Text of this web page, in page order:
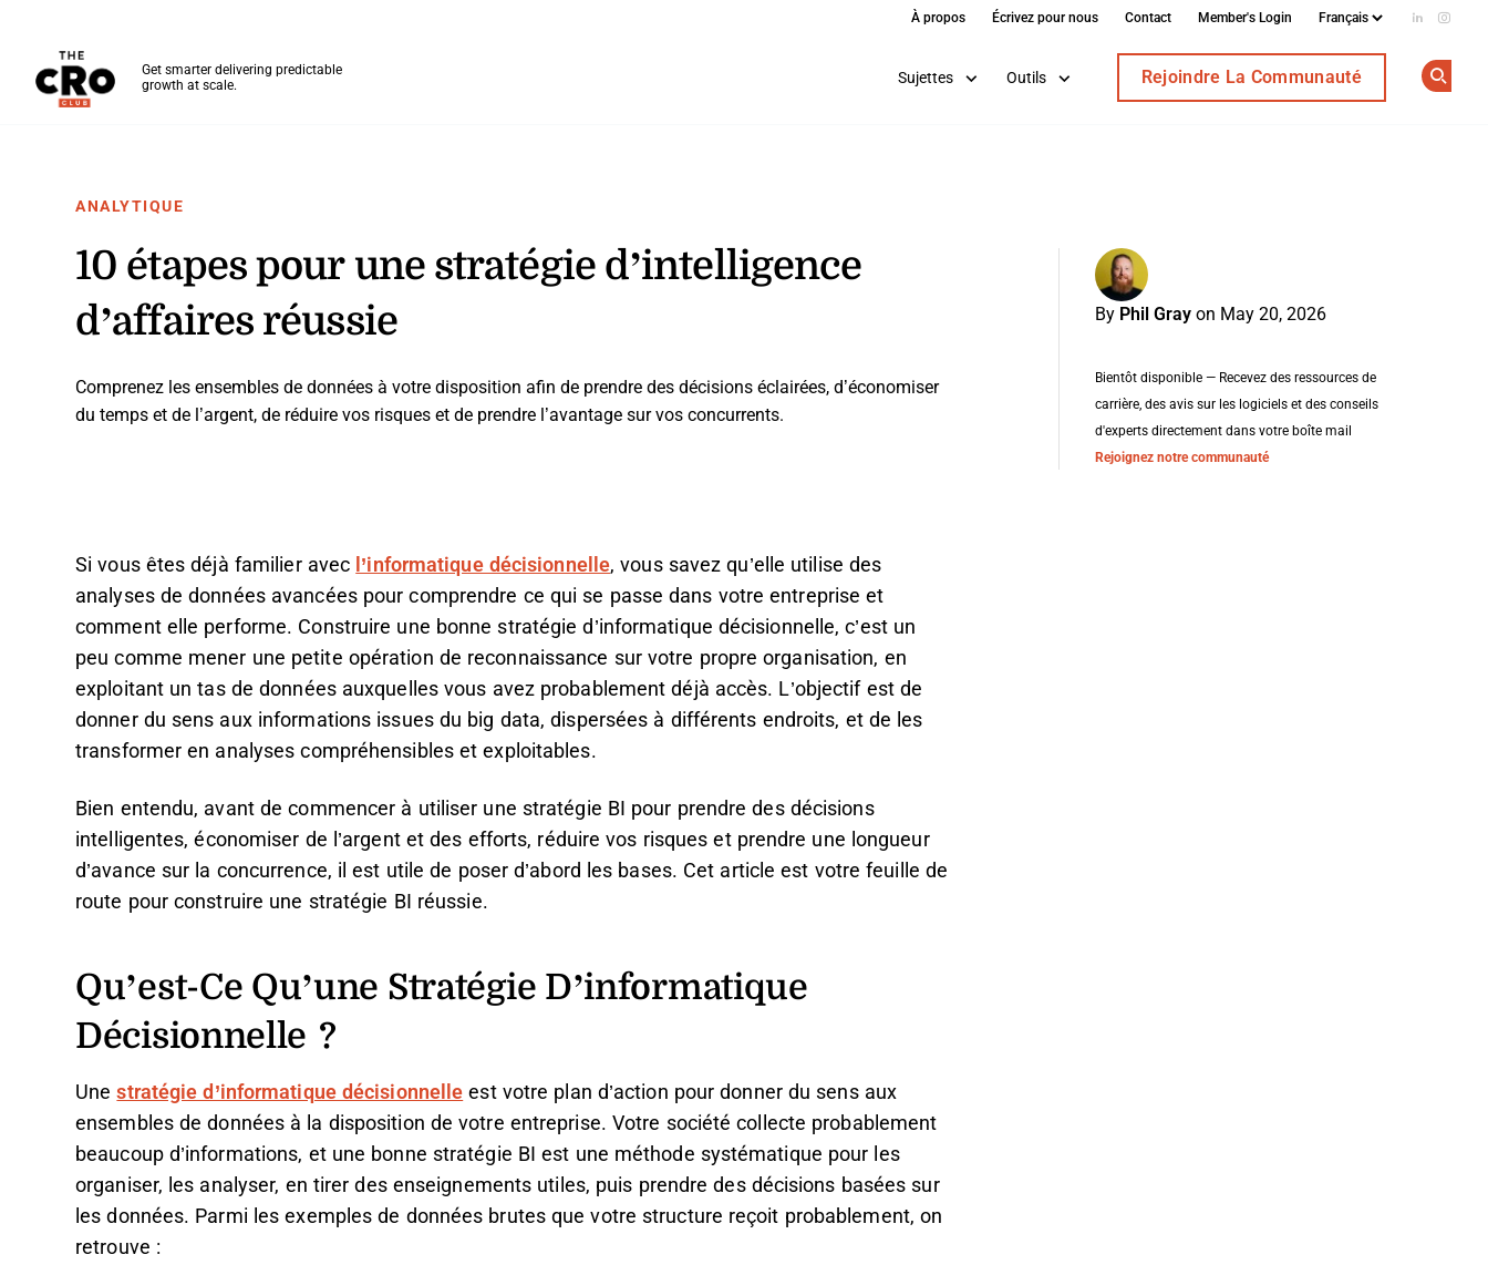
À propos Écrivez pour nous Contact Member's Login Add us
Get smarter delivering predictable
growth at scale.
Sujettes Outils Rejoindre La Communauté
ANALYTIQUE
10 étapes pour une stratégie d’intelligence
d’affaires réussie
By Phil Gray on May 20, 2026
Bientôt disponible — Recevez des ressources de
carrière, des avis sur les logiciels et des conseils
d'experts directement dans votre boîte mail
Rejoignez notre communauté
Comprenez les ensembles de données à votre disposition afin de prendre des décisions éclairées, d’économiser
du temps et de l’argent, de réduire vos risques et de prendre l’avantage sur vos concurrents.
Si vous êtes déjà familier avec l’informatique décisionnelle, vous savez qu’elle utilise des
analyses de données avancées pour comprendre ce qui se passe dans votre entreprise et
comment elle performe. Construire une bonne stratégie d’informatique décisionnelle, c’est un
peu comme mener une petite opération de reconnaissance sur votre propre organisation, en
exploitant un tas de données auxquelles vous avez probablement déjà accès. L’objectif est de
donner du sens aux informations issues du big data, dispersées à différents endroits, et de les
transformer en analyses compréhensibles et exploitables.
Bien entendu, avant de commencer à utiliser une stratégie BI pour prendre des décisions
intelligentes, économiser de l’argent et des efforts, réduire vos risques et prendre une longueur
d’avance sur la concurrence, il est utile de poser d’abord les bases. Cet article est votre feuille de
route pour construire une stratégie BI réussie.
Qu’est-Ce Qu’une Stratégie D’informatique
Décisionnelle ?
Unestratégie d’informatique décisionnelle est votre plan d’action pour donner du sens aux
ensembles de données à la disposition de votre entreprise. Votre société collecte probablement
beaucoup d’informations, et une bonne stratégie BI est une méthode systématique pour les
organiser, les analyser, en tirer des enseignements utiles, puis prendre des décisions basées sur
les données. Parmi les exemples de données brutes que votre structure reçoit probablement, on
retrouve :